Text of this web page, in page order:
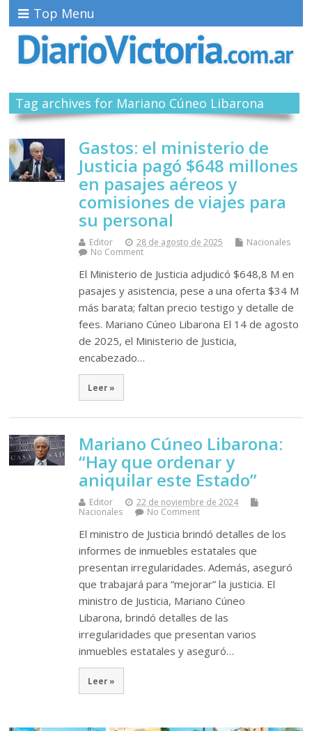
Top Menu
Tag archives for Mariano Cúneo Libarona
Gastos: el ministerio de
Justicia pagó $648 millones
en pasajes aéreos y
comisiones de viajes para
su personal
Editor 28 de agosto de 2025
Nacionales
No Comment
El Ministerio de Justicia adjudicó $648,8 M en
pasajes y asistencia, pese a una oferta $34 M
más barata; faltan precio testigo y detalle de
fees. Mariano Cúneo Libarona El 14 de agosto
de 2025, el Ministerio de Justicia,
encabezado…
Leer »
Mariano Cúneo Libarona:
“Hay que ordenar y
aniquilar este Estado”
Editor
22 de noviembre de 2024
Nacionales
No Comment
El ministro de Justicia brindó detalles de los
informes de inmuebles estatales que
presentan irregularidades. Además, aseguró
que trabajará para “mejorar” la justicia. El
ministro de Justicia, Mariano Cúneo
Libarona, brindó detalles de las
irregularidades que presentan varios
inmuebles estatales y aseguró…
Leer »